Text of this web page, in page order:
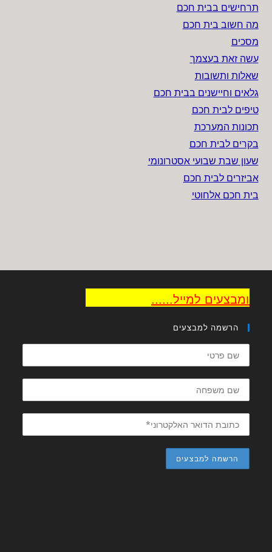
תרחישים בבית חכם
מה חשוב בית חכם
מסכים
עשה זאת בעצמך
שאלות ותשובות
גלאים וחיישנים בבית חכם
טיפים לבית חכם
תכונות המערכת
בקרים לבית חכם
שעון שבת שבועי אסטרונומי
אביזרים לבית חכם
בית חכם אלחוטי
למייל......
הרשמה למבצעים